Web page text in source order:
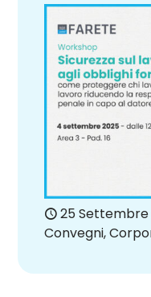
25 Settembre
Convegni,